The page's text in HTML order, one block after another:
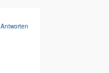
Antworten